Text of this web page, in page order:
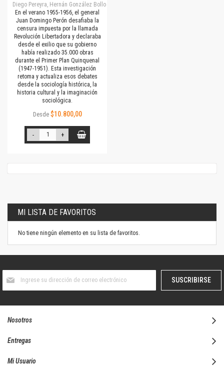
Diego Pereyra, Hernán González Bollo
En el verano 1955-1956, el general
Juan Domingo Perón desafiaba la
censura impuesta por la llamada
Revolución Libertadora y declaraba
desde el exilio que su gobierno
había realizado 35.000 obras
durante el Primer Plan Quinquenal
(1947-1951). Esta investigación
retoma y actualiza esos debates
desde la sociología histórica, la
historia cultural y la imaginación
sociológica.
Desde $10.800,00
- +
MI LISTA DE FAVORITOS
No tiene ningún elemento en su lista de favoritos.
boletín
SUSCRIBIRSE
Nosotros
Entregas
Mi Usuario